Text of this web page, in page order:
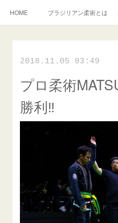
HOME ブラジリアン柔術とは
English Information 過去の写真集
アメブロ 旧ブログ
2018.11.05 03:49
プロ柔術
勝利‼️